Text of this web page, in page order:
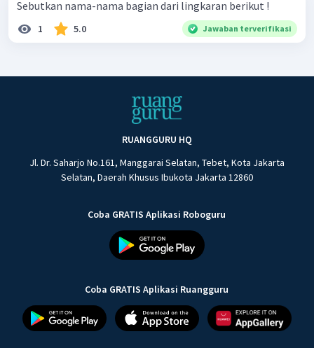
Sebutkan nama-nama bagian dari lingkaran berikut !
1 5.0 Jawaban terverifikasi
RUANGGURU HQ
Jl. Dr. Saharjo No.161, Manggarai Selatan, Tebet, Kota Jakarta
Selatan, Daerah Khusus Ibukota Jakarta 12860
Coba GRATIS Aplikasi Roboguru
Coba GRATIS Aplikasi Ruangguru